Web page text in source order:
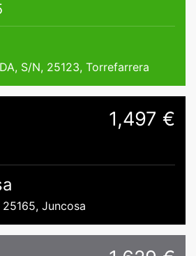
S/N, 25123, Torrefarrera
1,497 €
Juncosa